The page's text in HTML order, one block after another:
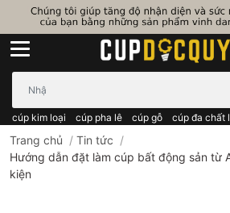
cúp kim loại cúp pha lê cúp gỗ cúp đa chất
Trang chủ / Tin tức /
Hướng dẫn đặt làm cúp bất động sản từ
kiện